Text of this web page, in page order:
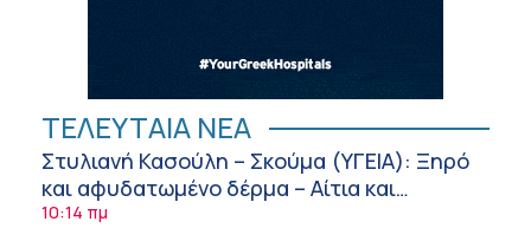
ΤΕΛΕΥΤΑΙΑ ΝΕΑ
Στυλιανή Κασούλη – Σκούμα (ΥΓΕΙΑ): Ξηρό
και αφυδατωμένο δέρμα – Αίτια και
αντιμετώπιση
10:14 πμ